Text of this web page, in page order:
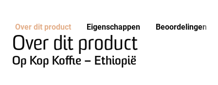
Over dit product Eigenschappen Beoordelingen
Over dit product
Op Kop Koffie – Ethiopië